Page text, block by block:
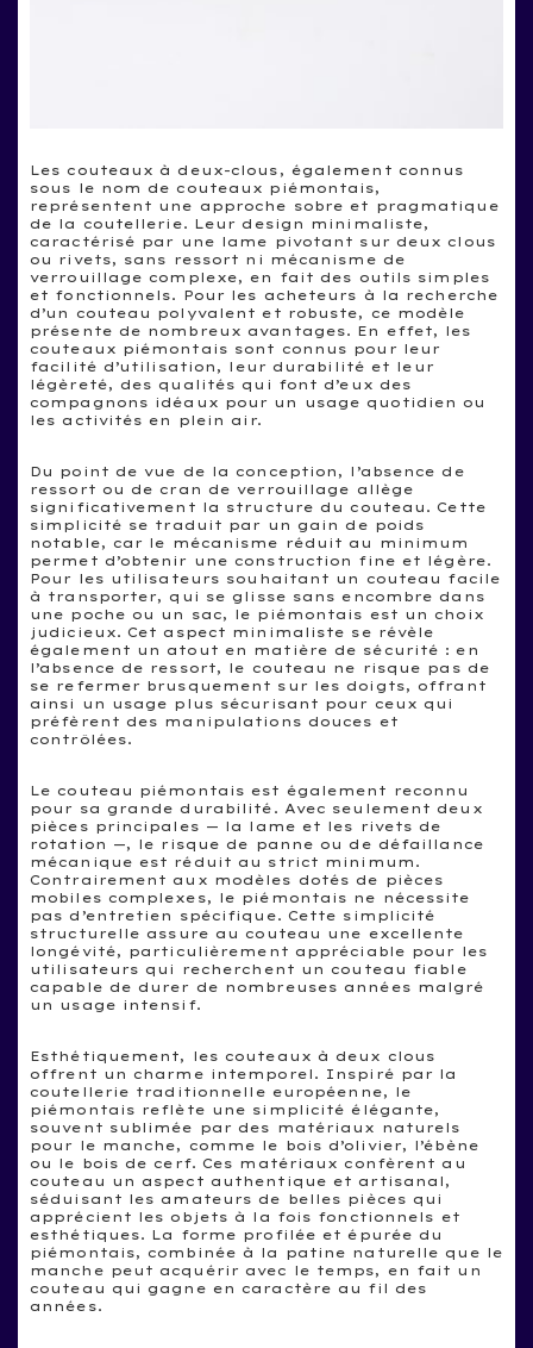
Les couteaux à deux-clous, également connus
sous le nom de couteaux piémontais,
représentent une approche sobre et pragmatique
de la coutellerie. Leur design minimaliste,
caractérisé par une lame pivotant sur deux clous
ou rivets, sans ressort ni mécanisme de
verrouillage complexe, en fait des outils simples
et fonctionnels. Pour les acheteurs à la recherche
d’un couteau polyvalent et robuste, ce modèle
présente de nombreux avantages. En effet, les
couteaux piémontais sont connus pour leur
facilité d’utilisation, leur durabilité et leur
légèreté, des qualités qui font d’eux des
compagnons idéaux pour un usage quotidien ou
les activités en plein air.
Du point de vue de la conception, l’absence de
ressort ou de cran de verrouillage allège
significativement la structure du couteau. Cette
simplicité se traduit par un gain de poids
notable, car le mécanisme réduit au minimum
permet d’obtenir une construction fine et légère.
Pour les utilisateurs souhaitant un couteau facile
à transporter, qui se glisse sans encombre dans
une poche ou un sac, le piémontais est un choix
judicieux. Cet aspect minimaliste se révèle
également un atout en matière de sécurité : en
l’absence de ressort, le couteau ne risque pas de
se refermer brusquement sur les doigts, offrant
ainsi un usage plus sécurisant pour ceux qui
préfèrent des manipulations douces et
contrôlées.
Le couteau piémontais est également reconnu
pour sa grande durabilité. Avec seulement deux
pièces principales — la lame et les rivets de
rotation —, le risque de panne ou de défaillance
mécanique est réduit au strict minimum.
Contrairement aux modèles dotés de pièces
mobiles complexes, le piémontais ne nécessite
pas d’entretien spécifique. Cette simplicité
structurelle assure au couteau une excellente
longévité, particulièrement appréciable pour les
utilisateurs qui recherchent un couteau fiable
capable de durer de nombreuses années malgré
un usage intensif.
Esthétiquement, les couteaux à deux clous
offrent un charme intemporel. Inspiré par la
coutellerie traditionnelle européenne, le
piémontais reflète une simplicité élégante,
souvent sublimée par des matériaux naturels
pour le manche, comme le bois d’olivier, l’ébène
ou le bois de cerf. Ces matériaux confèrent au
couteau un aspect authentique et artisanal,
séduisant les amateurs de belles pièces qui
apprécient les objets à la fois fonctionnels et
esthétiques. La forme profilée et épurée du
piémontais, combinée à la patine naturelle que le
manche peut acquérir avec le temps, en fait un
couteau qui gagne en caractère au fil des
années.